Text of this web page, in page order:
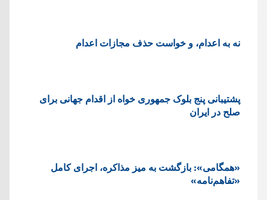
نه به اعدام، و خواست حذف مجازات اعدام
پشتيبانی پنج بلوک جمهوری خواه از اقدام جهانی برای
صلح در ایران
«همگامی»: بازگشت به میز مذاکره، اجرای کامل
«تفاهم‌نامه»